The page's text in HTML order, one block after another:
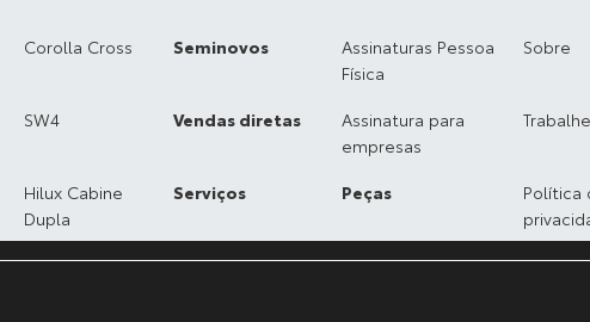
Corolla Cross
SW4
Hilux Cabine
Dupla
Seminovos
Vendas diretas
Serviços
Assinaturas Pessoa
Física
Assinatura para
empresas
Peças
Sobre
Política